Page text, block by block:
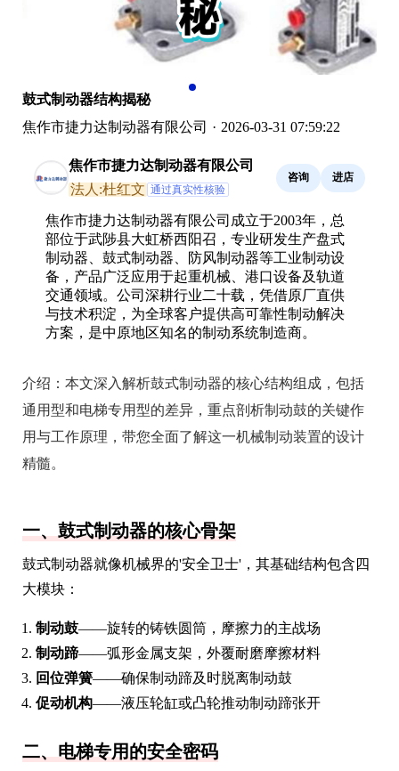
鼓式制动器结构揭秘
焦作市捷力达制动器有限公司 · 2026-03-31 07:59:22
焦作市捷力达制动器有限公司
法人:杜红文 通过真实性核验
咨询 进店
焦作市捷力达制动器有限公司成立于2003年，总
部位于武陟县大虹桥西阳召，专业研发生产盘式
制动器、鼓式制动器、防风制动器等工业制动设
备，产品广泛应用于起重机械、港口设备及轨道
交通领域。公司深耕行业二十载，凭借原厂直供
与技术积淀，为全球客户提供高可靠性制动解决
方案，是中原地区知名的制动系统制造商。
介绍： 本文深入解析鼓式制动器的核心结构组成，包括
通用型和电梯专用型的差异，重点剖析制动鼓的关键作
用与工作原理，带您全面了解这一机械制动装置的设计
精髓。
一、鼓式制动器的核心骨架
鼓式制动器就像机械界的'安全卫士'，其基础结构包含四
大模块：
制动鼓——旋转的铸铁圆筒，摩擦力的主战场
制动蹄——弧形金属支架，外覆耐磨摩擦材料
回位弹簧——确保制动蹄及时脱离制动鼓
促动机构——液压轮缸或凸轮推动制动蹄张开
二、电梯专用的安全密码